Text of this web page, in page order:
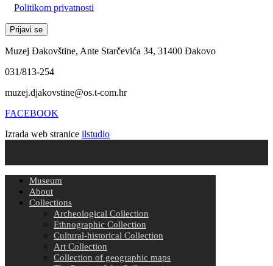
Politikom privatnosti
Muzej Đakovštine, Ante Starčevića 34, 31400 Đakovo
031/813-254
muzej.djakovstine@os.t-com.hr
FACEBOOK
Izrada web stranice ilstudio
Museum
About
Collections
Archeological Collection
Ethnographic Collection
Cultural-historical Collection
Art Collection
Collection of geographic maps